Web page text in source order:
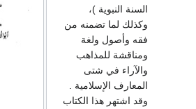
السنة النبوية )،
وكذلك لما تضمنه من
فقه وأصول ولغة
ومناقشة للمذاهب
والآراء في شتى
المعارف الإسلامية .
وقد اشتهر هذا الكتاب